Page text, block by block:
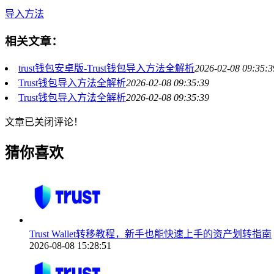
导入方法
相关文章：
trust钱包安卓版-Trust钱包导入方法全解析2026-02-08
Trust钱包导入方法全解析2026-02-08 09:35:39
Trust钱包导入方法全解析2026-02-08 09:35:39
文章已关闭评论！
猜你喜欢
Trust Wallet转移教程，新手也能快速上手的资产划转指南
2026-08-08 15:28:51